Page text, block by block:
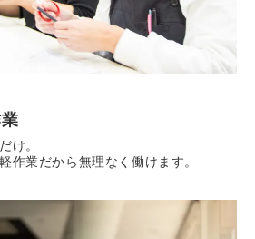
け。
作業だから無理なく働けます。